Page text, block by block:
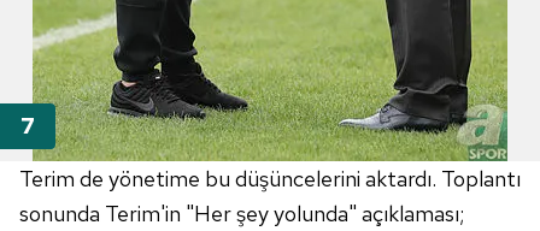
Terim de yönetime bu düşüncelerini aktardı. Toplantı
sonunda Terim'in "Her şey yolunda" açıklaması;